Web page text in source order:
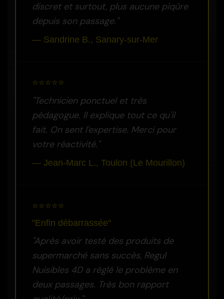
discret et surtout, plus aucune piqûre
depuis son passage."
— Sandrine B., Sanary-sur-Mer
⭐⭐⭐⭐⭐
"Technicien ponctuel et très
pédagogue. Il explique tout ce qu'il
fait. On sent l'expertise. Merci pour
votre réactivité."
— Jean-Marc L., Toulon (Le Mourillon)
⭐⭐⭐⭐⭐
"Enfin débarrassée"
"Après avoir testé des produits de
supermarché sans succès, Regul
Nuisibles 4D a réglé le problème en
deux passages. Très bon rapport